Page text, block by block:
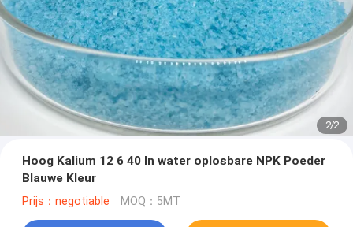
2/2
Hoog Kalium 12 6 40 In water oplosbare NPK Poeder
Blauwe Kleur
Prijs：negotiable MOQ：5MT